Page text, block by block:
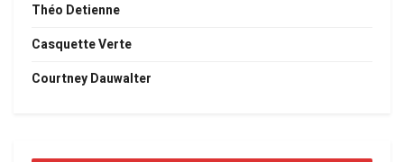
Théo Detienne
Casquette Verte
Courtney Dauwalter